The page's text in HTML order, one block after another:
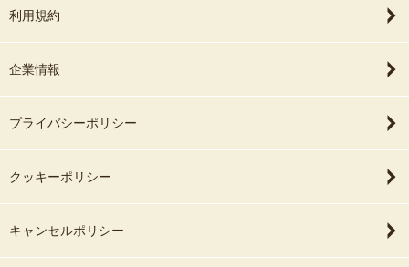
利用規約
企業情報
プライバシーポリシー
クッキーポリシー
キャンセルポリシー